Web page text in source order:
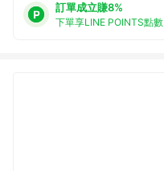
訂單成立賺8%
下單享LINE POINTS點數